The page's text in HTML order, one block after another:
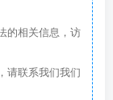
的相关信息，访
请联系我们我们